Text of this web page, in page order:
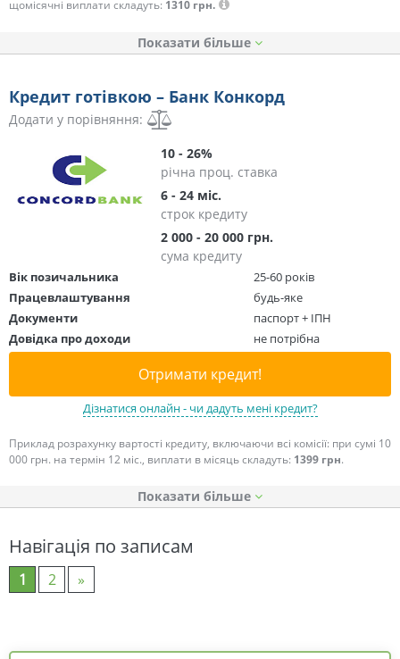
щомісячні виплати складуть: 1310 грн.
Показати
Кредит готівкою – Банк Конкорд
Додати у порівняння:
10 - 26%
річна проц. ставка
6 - 24 міс.
строк кредиту
2 000 - 20 000 грн.
сума кредиту
Вік позичальника
25-60 років
Працевлаштування
будь-яке
Документи
паспорт + ІПН
Довідка про доходи
не потрібна
Отримати кредит!
Дізнатися онлайн - чи дадуть мені кредит?
Приклад розрахунку вартості кредиту, включаючи всі комісії: при сумі 10
000 грн. на термін 12 міс., виплати в місяць складуть: 1399 грн.
Показати
Навігація по записам
1 2 »